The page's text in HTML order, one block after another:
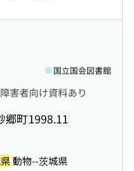
障害者向け資料あり
郷町1998.11
国立国会図書館
動物--茨城県